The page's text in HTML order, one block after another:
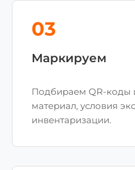
03
Маркируем
Подбираем QR-коды
материал, условия
инвентаризации.